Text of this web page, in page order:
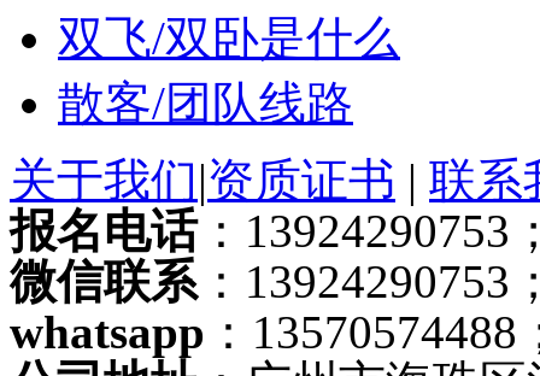
双飞/双卧是什么
散客/团队线路
关于我们|资质证书 | 联系
报名电话：13924290753
微信联系 ：13924290753
whatsapp ：13570574488